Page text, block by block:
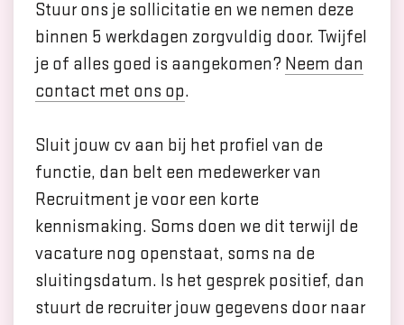
Stuur ons je sollicitatie en we nemen deze
binnen 5 werkdagen zorgvuldig door. Twijfel
je of alles goed is aangekomen? Neem dan
contact met ons op.
Sluit jouw cv aan bij het profiel van de
functie, dan belt een medewerker van
Recruitment je voor een korte
kennismaking. Soms doen we dit terwijl de
vacature nog openstaat, soms na de
sluitingsdatum. Is het gesprek positief, dan
stuurt de recruiter jouw gegevens door naar